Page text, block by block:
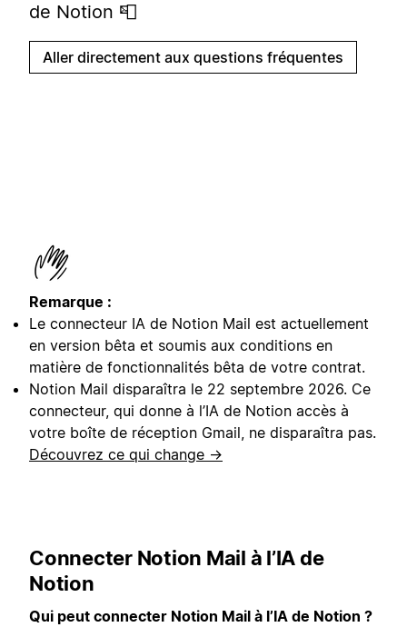
de Notion 📮
Aller directement aux questions fréquentes
Remarque :
Le connecteur IA de Notion Mail est actuellement
en version bêta et soumis aux conditions en
matière de fonctionnalités bêta de votre contrat.
Notion Mail disparaîtra le 22 septembre 2026. Ce
connecteur, qui donne à l’IA de Notion accès à
votre boîte de réception Gmail, ne disparaîtra pas.
Découvrez ce qui change →
Connecter Notion Mail à l’IA de
Notion
Qui peut connecter Notion Mail à l’IA de Notion ?